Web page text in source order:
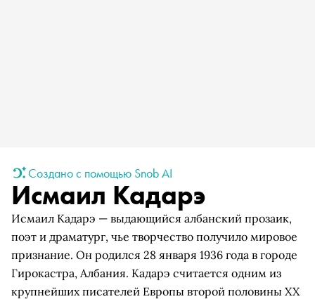
Создано с помощью Snob AI
Исмаил Кадарэ
Исмаил Кадарэ — выдающийся албанский прозаик,
поэт и драматург, чье творчество получило мировое
признание. Он родился 28 января 1936 года в городе
Гирокастра, Албания. Кадарэ считается одним из
крупнейших писателей Европы второй половины XX